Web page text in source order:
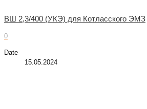
ВШ 2,3/400 (УКЭ) для Котласского ЭМЗ
0
Date
15.05.2024